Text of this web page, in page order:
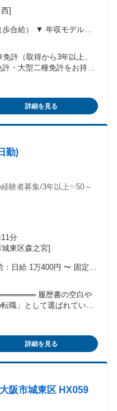
]
方を歓迎します
・職歴不問 ✅ 業
る方もOK詳細を見る
勤)
験者募集/3年以上✨50～
分
東区森之宮]
給 1万400円 〜 固定残
で支払われるその他手当
履歴書の空白や
職」として選ばれていま
験者 （ビルメンテナン
【施設警備員】【警備1号
詳細を見る
阪市城東区 HX059